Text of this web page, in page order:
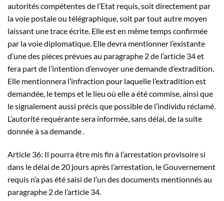
autorités compétentes de l’Etat requis, soit directement par
la voie postale ou télégraphique, soit par tout autre moyen
laissant une trace écrite. Elle est en même temps confirmée
par la voie diplomatique. Elle devra mentionner l’existante
d’une des pièces prévues au paragraphe 2 de l’article 34 et
fera part de l’intention d’envoyer une demande d’extradition.
Elle mentionnera l’infraction pour laquelle l’extradition est
demandée, le temps et le lieu où elle a été commise, ainsi que
le signalement aussi précis que possible de l’individu réclamé.
L‘autorité requérante sera informée, sans délai, de la suite
donnée à sa demande .
Article 36: Il pourra être mis fin à l’arrestation provisoire si
dans le délai de 20 jours après l’arrestation, le Gouvernement
requis n’a pas été saisi de l’un des documents mentionnés au
paragraphe 2 de l’article 34.